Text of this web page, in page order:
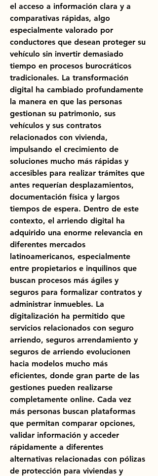
el acceso a información clara y a
comparativas rápidas, algo
especialmente valorado por
conductores que desean proteger su
vehículo sin invertir demasiado
tiempo en procesos burocráticos
tradicionales. La transformación
digital ha cambiado profundamente
la manera en que las personas
gestionan su patrimonio, sus
vehículos y sus contratos
relacionados con vivienda,
impulsando el crecimiento de
soluciones mucho más rápidas y
accesibles para realizar trámites que
antes requerían desplazamientos,
documentación física y largos
tiempos de espera. Dentro de este
contexto, el arriendo digital ha
adquirido una enorme relevancia en
diferentes mercados
latinoamericanos, especialmente
entre propietarios e inquilinos que
buscan procesos más ágiles y
seguros para formalizar contratos y
administrar inmuebles. La
digitalización ha permitido que
servicios relacionados con seguro
arriendo, seguros arrendamiento y
seguros de arriendo evolucionen
hacia modelos mucho más
eficientes, donde gran parte de las
gestiones pueden realizarse
completamente online. Cada vez
más personas buscan plataformas
que permitan comparar opciones,
validar información y acceder
rápidamente a diferentes
alternativas relacionadas con pólizas
de protección para viviendas y